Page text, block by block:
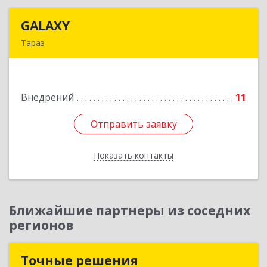
GALAXY
Тараз
Внедрений 11
Отправить заявку
Показать контакты
Отправить заявку
Назад
Ближайшие партнеры из соседних
регионов
Точные решенияТочные решения